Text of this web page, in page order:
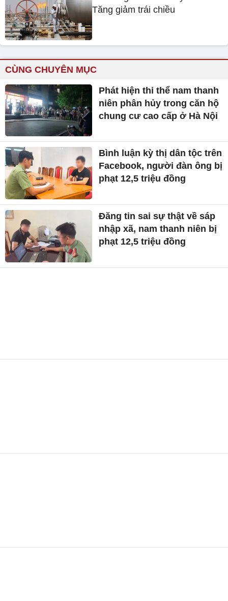
Tăng giảm trái chiều
CÙNG CHUYÊN MỤC
Phát hiện thi thể nam thanh
niên phân hủy trong căn hộ
chung cư cao cấp ở Hà Nội
Bình luận kỳ thị dân tộc trên
Facebook, người đàn ông bị
phạt 12,5 triệu đồng
Đăng tin sai sự thật về sáp
nhập xã, nam thanh niên bị
phạt 12,5 triệu đồng